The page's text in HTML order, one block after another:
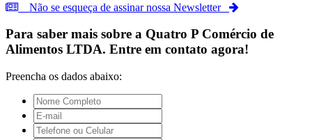
Não se esqueça de assinar nossa Newsletter
Para saber mais sobre a Quatro P Comércio de
Alimentos LTDA. Entre em contato agora!
Preencha os dados abaixo: